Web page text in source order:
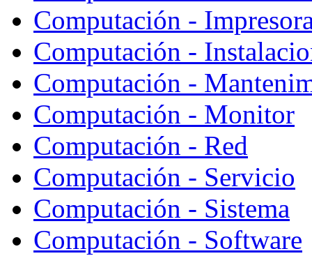
Computación -
Computación -
Computación -
Computación - Monitor
Computación - Red
Computación - Servicio
Computación - Sistema
Computación - Software